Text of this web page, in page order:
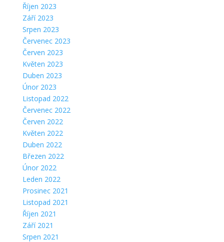
Říjen 2023
Září 2023
Srpen 2023
Červenec 2023
Červen 2023
Květen 2023
Duben 2023
Únor 2023
Listopad 2022
Červenec 2022
Červen 2022
Květen 2022
Duben 2022
Březen 2022
Únor 2022
Leden 2022
Prosinec 2021
Listopad 2021
Říjen 2021
Září 2021
Srpen 2021